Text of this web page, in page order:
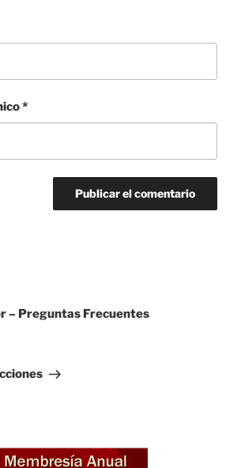
*
– Preguntas Frecuentes